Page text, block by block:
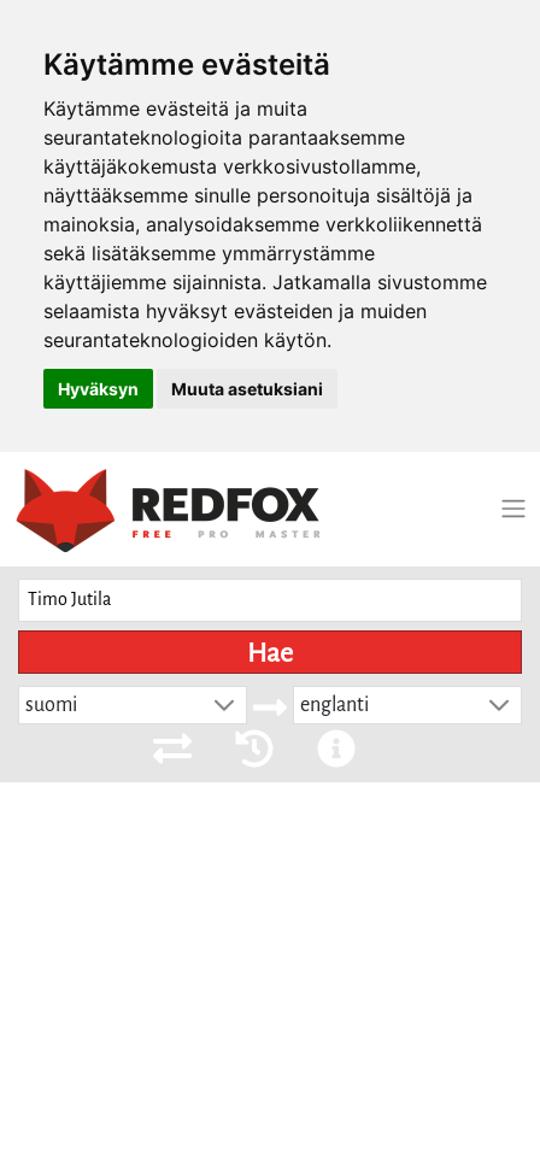
Käytämme evästeitä
Käytämme evästeitä ja muita
seurantateknologioita parantaaksemme
käyttäjäkokemusta verkkosivustollamme,
näyttääksemme sinulle personoituja sisältöjä ja
mainoksia, analysoidaksemme verkkoliikennettä
sekä lisätäksemme ymmärrystämme
käyttäjiemme sijainnista. Jatkamalla sivustomme
selaamista hyväksyt evästeiden ja muiden
seurantateknologioiden käytön.
Hyväksyn Muuta asetuksiani
Hae
suomi englanti